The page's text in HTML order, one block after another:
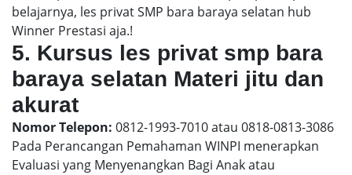
belajarnya, les privat SMP bara baraya selatan hub
Winner Prestasi aja.!
5. Kursus les privat smp bara
baraya selatan Materi jitu dan
akurat
Nomor Telepon: 0812-1993-7010 atau 0818-0813-3086
Pada Perancangan Pemahaman WINPI menerapkan
Evaluasi yang Menyenangkan Bagi Anak atau